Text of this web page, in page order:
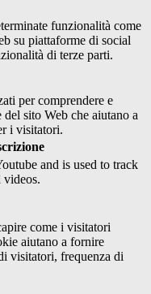
funzionalità come
su piattaforme di social
di terze parti.
per comprendere e
sito Web che aiutano a
i visitatori.
and is used to track
videos.
come i visitatori
aiutano a fornire
visitatori, frequenza di